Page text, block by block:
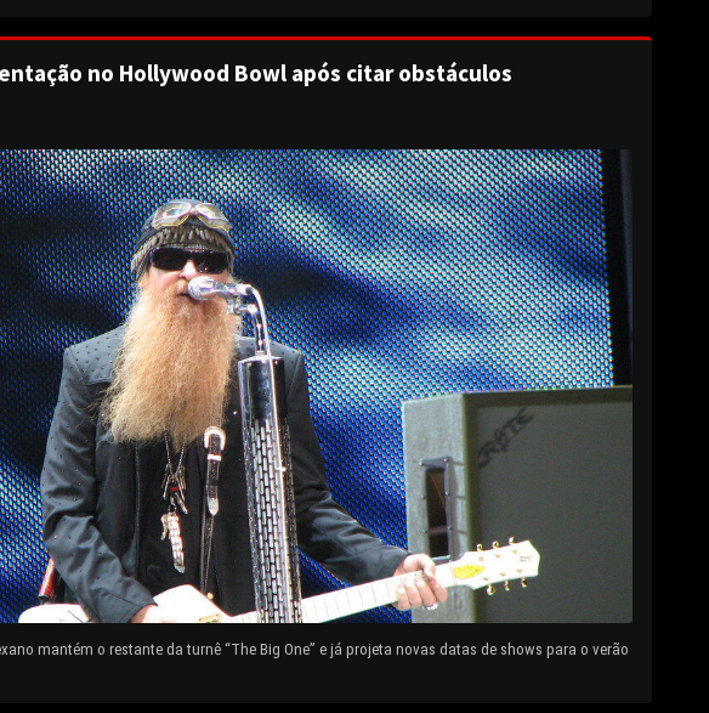
no Hollywood Bowl após citar obstáculos
mantém o restante da turnê “The Big One” e já projeta novas datas de shows para o verão